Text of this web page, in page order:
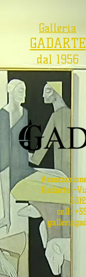
Galleria
GADARTE
dal 1956
Gadarte-
cell: